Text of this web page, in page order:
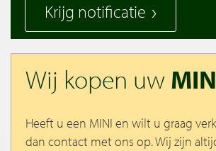
Krijg notificatie
Wij kopen uw
Heeft u een MINI en wilt u graag
dan contact met ons op. Wij zijn